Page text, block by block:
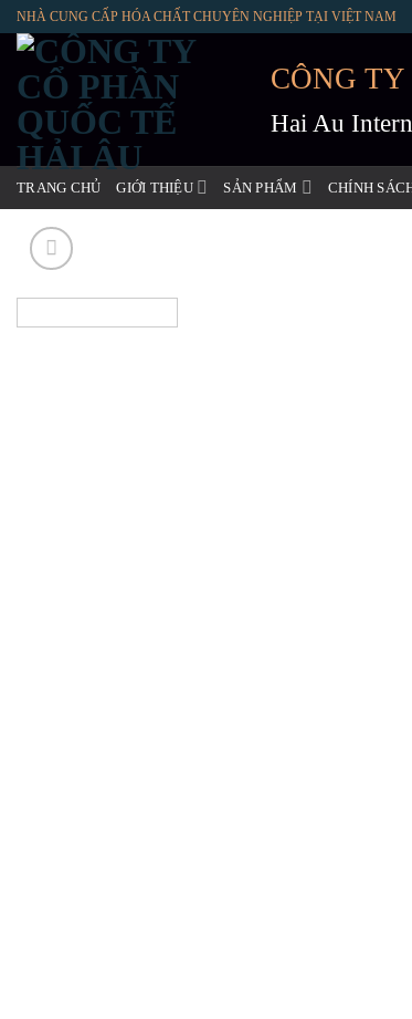
Skip
content
NHÀ CUNG CẤP HÓA CHẤT CHUYÊN NGHIỆP TẠI VIỆT NAM
CÔNG
Hai Au
TRANG CHỦ GIỚI THIỆU SẢN PHẨM CHÍNH